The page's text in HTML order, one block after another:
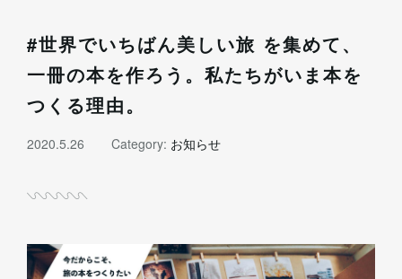
#世界でいちばん美しい旅 を集めて、
一冊の本を作ろう。私たちがいま本を
つくる理由。
2020.5.26 Category: お知らせ